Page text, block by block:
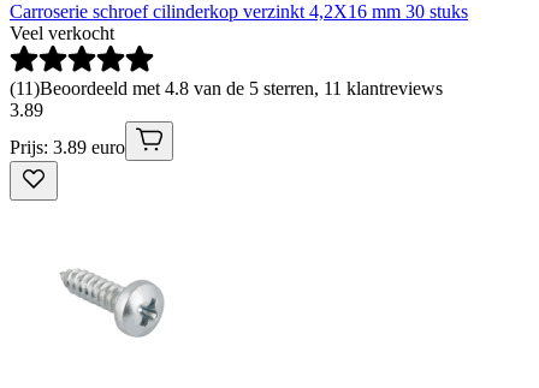
Carroserie schroef cilinderkop verzinkt 4,2X16 mm 30 stuks
Veel verkocht
(11)Beoordeeld met 4.8 van de 5 sterren, 11 klantreviews
3.89
Prijs: 3.89 euro